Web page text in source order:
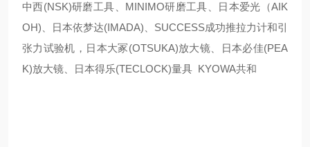
中西(NSK)研磨工具、MINIMO研磨工具、日本爱光（AIK
OH)、日本依梦达(IMADA)、SUCCESS成功推拉力计和引
张力试验机，日本大冢(OTSUKA)放大镜、日本必佳(PEA
K)放大镜、日本得乐(TECLOCK)量具 KYOWA共和